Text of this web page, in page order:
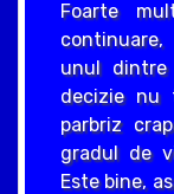
Foarte
unul
decizie nu
parbriz
gradul de
Este bine,